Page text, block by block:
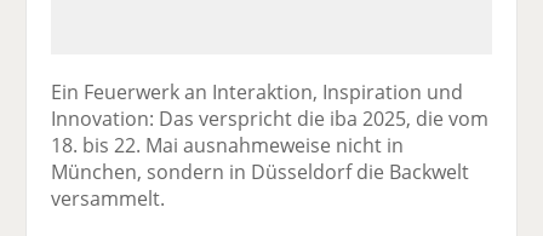
Ein Feuerwerk an Interaktion, Inspiration und
Innovation: Das verspricht die iba 2025, die vom
18. bis 22. Mai ausnahmeweise nicht in
München, sondern in Düsseldorf die Backwelt
versammelt.